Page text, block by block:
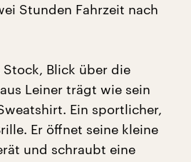
Stunden Fahrzeit nach
Blick über die
Leiner trägt wie sein
Ein sportlicher,
Er öffnet seine kleine
und schraubt eine